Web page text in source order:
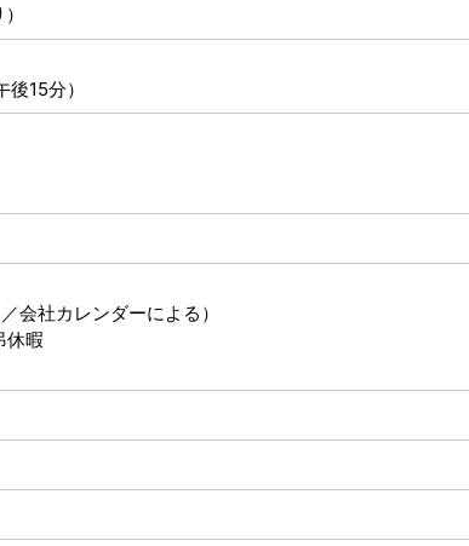
15分）
会社カレンダーによる）
暇